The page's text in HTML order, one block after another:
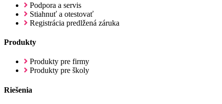
Podpora a servis
Stiahnuť a otestovať
Registrácia predlžená záruka
Produkty
Produkty pre firmy
Produkty pre školy
Riešenia